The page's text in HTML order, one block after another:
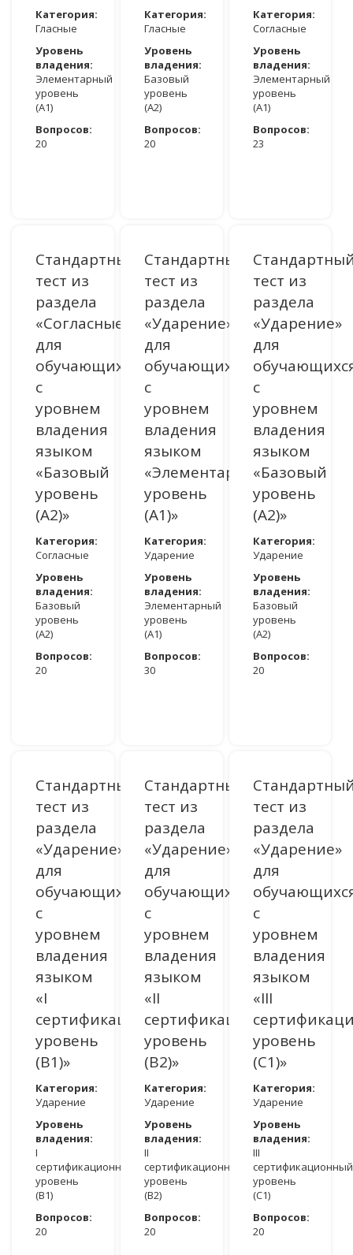
Категория:
Гласные
Уровень
владения:
Элементарный
уровень
(A1)
Вопросов:
20
Категория:
Гласные
Уровень
владения:
Базовый
уровень
(A2)
Вопросов:
20
Категория:
Согласные
Уровень
владения:
Элементарный
уровень
(A1)
Вопросов:
23
Стандартный
тест из
раздела
«Согласные»
для
обучающихся
с
уровнем
владения
языком
«Базовый
уровень
(A2)»
Категория:
Согласные
Уровень
владения:
Базовый
уровень
(A2)
Вопросов:
20
Стандартный
тест из
раздела
«Ударение»
для
обучающихся
с
уровнем
владения
языком
«Элементарный
уровень
(A1)»
Категория:
Ударение
Уровень
владения:
Элементарный
уровень
(A1)
Вопросов:
30
тест из
раздела
«Ударение»
для
с
уровнем
владения
языком
«Базовый
уровень
(A2)»
Категория:
Ударение
Уровень
владения:
Базовый
уровень
(A2)
Вопросов:
20
Стандартный
тест из
раздела
«Ударение»
для
обучающихся
с
уровнем
владения
языком
«I
сертификационный
уровень
(B1)»
Категория:
Ударение
Уровень
владения:
I
сертификационный
уровень
(B1)
Вопросов:
20
Стандартный
тест из
раздела
«Ударение»
для
обучающихся
с
уровнем
владения
языком
«II
сертификационный
уровень
(В2)»
Категория:
Ударение
Уровень
владения:
II
сертификационный
уровень
(В2)
Вопросов:
20
тест из
раздела
«Ударение»
для
с
уровнем
владения
языком
«III
уровень
(C1)»
Категория:
Ударение
Уровень
владения:
III
сертификационный
уровень
(C1)
Вопросов:
20